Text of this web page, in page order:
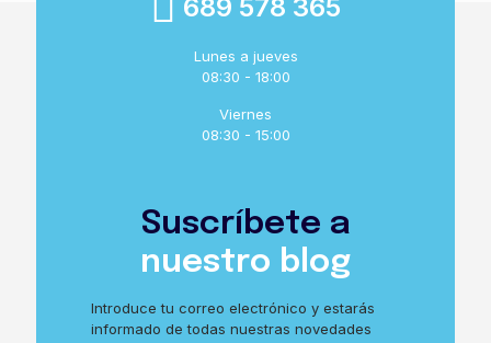
689 578 365
Lunes a jueves
08:30 - 18:00
Viernes
08:30 - 15:00
Suscríbete a
nuestro blog
Introduce tu correo electrónico y estarás
informado de todas nuestras novedades